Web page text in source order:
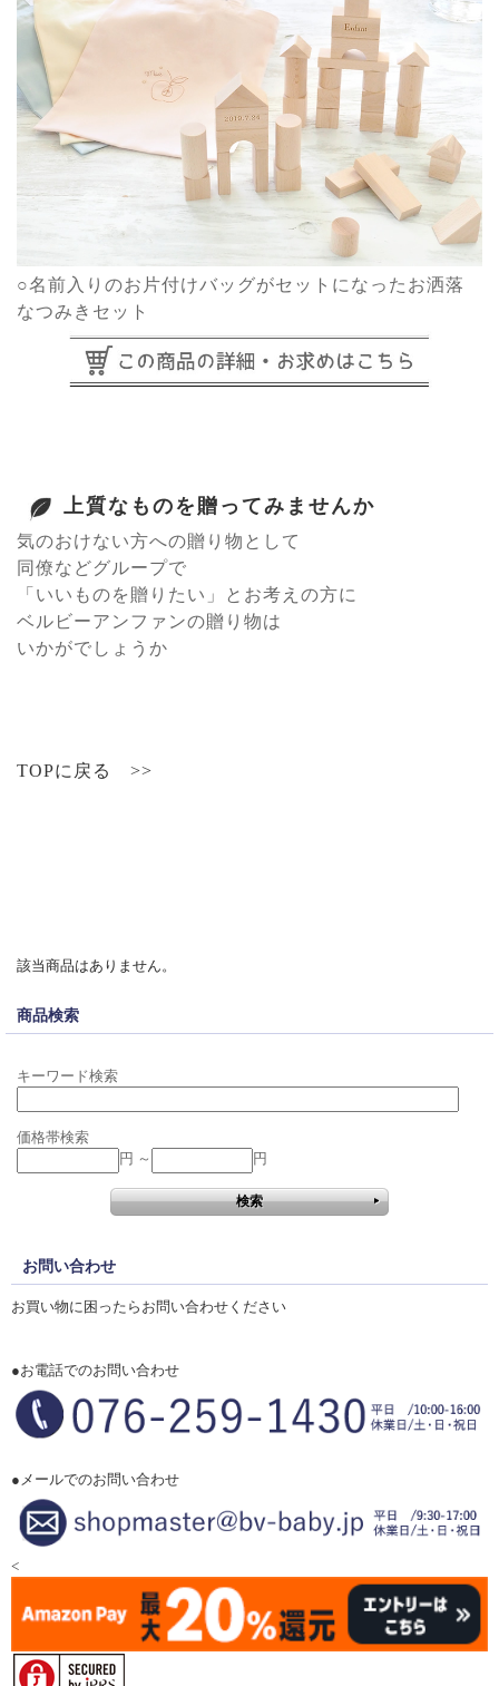
○名前入りのお片付けバッグがセットになったお洒落
なつみきセット
上質なものを贈ってみませんか
気のおけない方への贈り物として
同僚などグループで
「いいものを贈りたい」とお考えの方に
ベルビーアンファンの贈り物は
いかがでしょうか
TOPに戻る >>
該当商品はありません。
商品検索
キーワード検索
価格帯検索
円 ～
円
お問い合わせ
お買い物に困ったらお問い合わせください
●お電話でのお問い合わせ
●メールでのお問い合わせ
<